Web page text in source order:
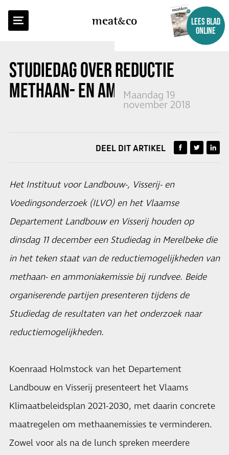
meatco
LEES BLAD
ONLINE
STUDIEDAG OVER REDUCTIE
METHAAN- EN AMMONIAKEMISSIE
Maandag 19
november 2018
TERUG NAAR OVERZICHT
DEEL DIT ARTIKEL
Het Instituut voor Landbouw-, Visserij- en
Voedingsonderzoek (ILVO) en het Vlaamse
Departement Landbouw en Visserij houden op
dinsdag 11 december een Studiedag in Merelbeke die
in het teken staat van de reductiemogelijkheden van
methaan- en ammoniakemissie bij rundvee. Beide
organiserende partijen presenteren tijdens de
Studiedag de resultaten van het onderzoek naar
reductiemogelijkheden.
Koenraad Holmstock van het Departement
Landbouw en Visserij presenteert het Vlaams
Klimaatbeleidsplan 2021-2030, met daarin concrete
maatregelen om methaanemissies te verminderen.
Zowel voor als na de lunch spreken meerdere